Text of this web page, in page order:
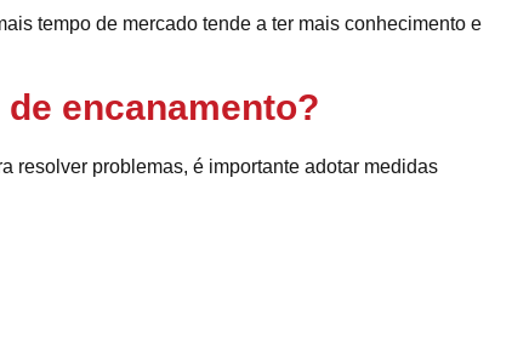
tempo de mercado tende a ter mais conhecimento e
encanamento?
resolver problemas, é importante adotar medidas